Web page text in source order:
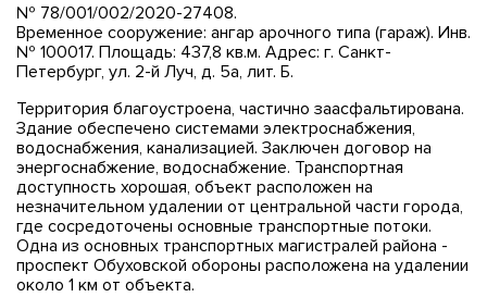
№ 78/001/002/2020-27408.
Временное сооружение: ангар арочного типа (гараж). Инв.
№ 100017. Площадь: 437,8 кв.м. Адрес: г. Санкт-
Петербург, ул. 2-й Луч, д. 5а, лит. Б.
Территория благоустроена, частично заасфальтирована.
Здание обеспечено системами электроснабжения,
водоснабжения, канализацией. Заключен договор на
энергоснабжение, водоснабжение. Транспортная
доступность хорошая, объект расположен на
незначительном удалении от центральной части города,
где сосредоточены основные транспортные потоки.
Одна из основных транспортных магистралей района -
проспект Обуховской обороны расположена на удалении
около 1 км от объекта.